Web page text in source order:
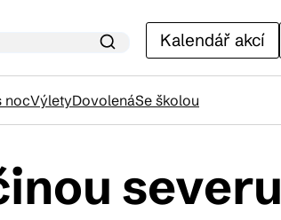
Kalendář akcí
nocVýletyDovolenáSe školou
Kalendář akcí severu